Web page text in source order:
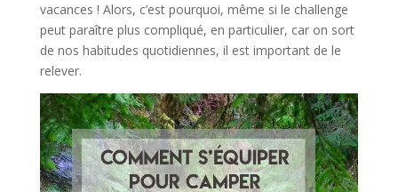
vacances ! Alors, c’est pourquoi, même si le challenge
peut paraître plus compliqué, en particulier, car on sort
de nos habitudes quotidiennes, il est important de le
relever.